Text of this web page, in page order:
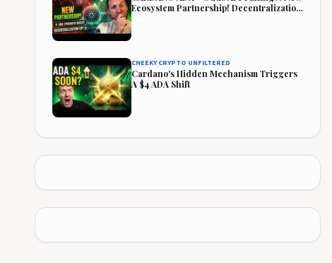
Ecosystem Partnership! Decentralization
Rises!
CHEEKY CRYPTO UNFILTERED
Cardano's Hidden Mechanism Triggers
A $4 ADA Shift